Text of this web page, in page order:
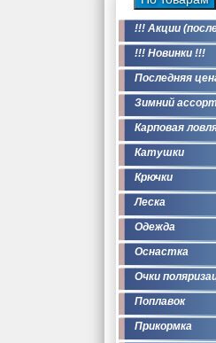
!!! Акции
!!! Новинки !!!
Последняя
Зимний
Карповая
Катушки
Крючки
Леска
Одежда
Оснастка
Очки
Поплавок
Прикормка